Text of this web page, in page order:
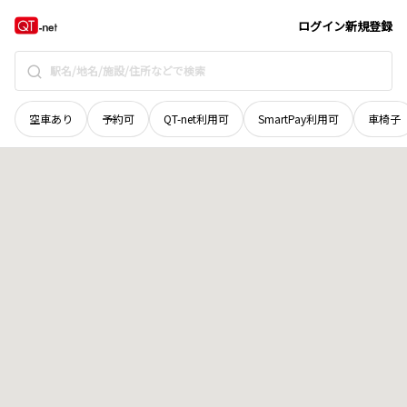
ログイン新規登録
空車あり 予約可 QT-net利用可 SmartPay利用可 車椅子
奈良県